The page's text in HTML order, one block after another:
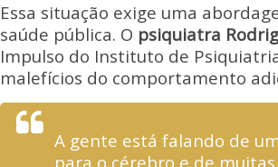
Essa situação exige uma
saúde pública. O psiquiatra
Impulso do Instituto de
malefícios do comportamento
A gente está falando de
para o cérebro e de